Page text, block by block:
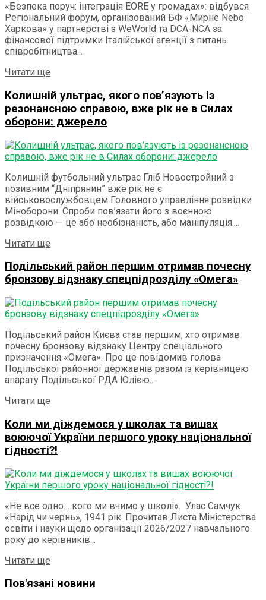
«Безпека поруч: інтеграція EORE у громадах»: відбувся
Регіональний форум, організований БФ «Мирне Nebo
Харкова» у партнерстві з WeWorld та DCA-NCA за
фінансової підтримки Італійської агенції з питань
співробітництва...
Читати ще
Колишній ультрас, якого пов’язують із
резонансною справою, вже рік не в Силах
оборони: джерело
Колишній футбольний ультрас Гліб Новостройний з
позивним “Дніпрянин” вже рік не є
військовослужбовцем Головного управління розвідки
Міноборони. Спроби пов’язати його з воєнною
розвідкою — це або необізнаність, або маніпуляція....
Читати ще
Подільський район першим отримав почесну
бронзову відзнаку спецпідрозділу «Омега»
Подільський район Києва став першим, хто отримав
почесну бронзову відзнаку Центру спеціального
призначення «Омега». Про це повідомив голова
Подільської районної державнів разом із керівницею
апарату Подільської РДА Юлією...
Читати ще
Коли ми діждемося у школах та вишах
воюючої України першого уроку національної
гідності?!
«Не все одно… кого ми вчимо у школі». Улас Самчук
«Нарід чи чернь», 1941 рік. Прочитав Листа Міністерства
освіти і науки щодо організації 2026/2027 навчального
року до керівників...
Читати ще
Пов'язані новини